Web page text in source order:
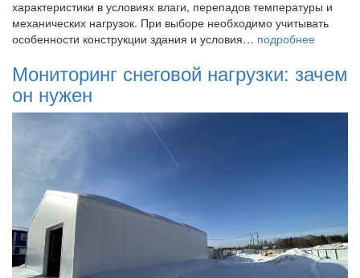
характеристики в условиях влаги, перепадов температуры и
механических нагрузок. При выборе необходимо учитывать
особенности конструкции здания и условия… подробнее
Мониторинг снеговой нагрузки: зачем
он нужен